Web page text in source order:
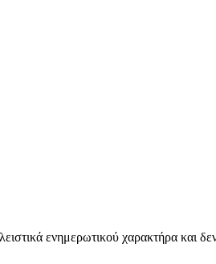
ενημερωτικού χαρακτήρα και